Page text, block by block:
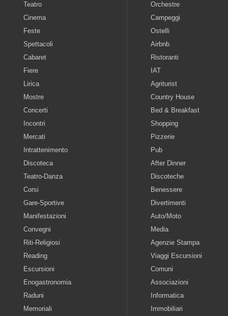
Teatro
Cinema
Feste
Spettacoli
Cabaret
Fiere
Lirica
Mostre
Concerti
Incontri
Mercati
Intrattenimento
Discoteca
Teatro-Danza
Corsi
Gare-Sportive
Manifestazioni
Convegni
Riti-Religiosi
Reading
Escursioni
Enogastronomia
Raduni
Memoriali
Orchestre
Campeggi
Ostelli
Airbnb
Ristoranti
IAT
Agriturist
Country House
Bed & Breakfast
Shopping
Pizzerie
Pub
After Dinner
Discoteche
Benessere
Divertimenti
Auto/Moto
Media
Agenzie Stampa
Viaggi Escursioni
Comuni
Associazioni
Informatica
Immobiliari